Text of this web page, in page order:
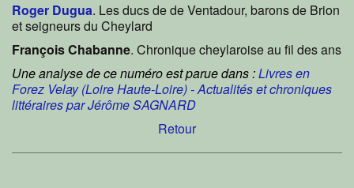
Roger Dugua. Les ducs de de Ventadour, barons de Brion
et seigneurs du Cheylard
François Chabanne. Chronique cheylaroise au fil des ans
Une analyse de ce numéro est parue dans :Livres en
Forez Velay (Loire Haute-Loire) - Actualités et chroniques
littéraires par Jérôme SAGNARD
Retour